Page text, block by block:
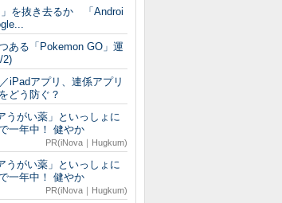
を抜き去るか 「Androi
ある「Pokemon GO」運
2)
iPadアプリ、連係アプリ
どう防ぐ？
うがい薬」といっしょに
一年中！ 健やか
PR(iNova｜Hugkum)
うがい薬」といっしょに
一年中！ 健やか
PR(iNova｜Hugkum)